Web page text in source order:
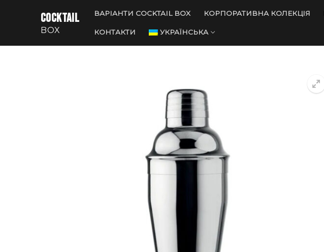
COCKTAIL
BOX
ВАРІАНТИ COCKTAIL BOX КОРПОРАТИВНА КОЛЕКЦІЯ
КОНТАКТИ УКРАЇНСЬКА